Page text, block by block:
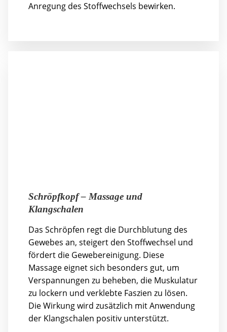
Anregung des Stoffwechsels bewirken.
Schröpfkopf – Massage und
Klangschalen
Das Schröpfen regt die Durchblutung des
Gewebes an, steigert den Stoffwechsel und
fördert die Gewebereinigung. Diese
Massage eignet sich besonders gut, um
Verspannungen zu beheben, die Muskulatur
zu lockern und verklebte Faszien zu lösen.
Die Wirkung wird zusätzlich mit Anwendung
der Klangschalen positiv unterstützt.